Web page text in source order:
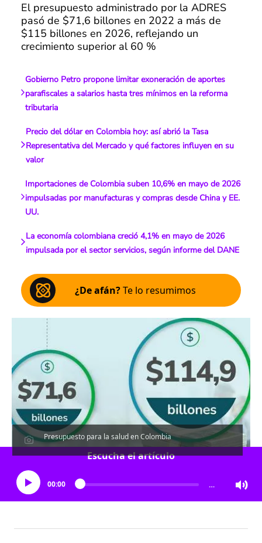
El presupuesto administrado por la ADRES
pasó de $71,6 billones en 2022 a más de
$115 billones en 2026, reflejando un
crecimiento superior al 60 %
Gobierno Petro propone limitar exoneración de aportes
parafiscales a salarios hasta tres mínimos en la reforma
tributaria
Precio del dólar en Colombia hoy: así abrió la Tasa
Representativa del Mercado y qué factores influyen en su
valor
Importaciones de Colombia suben 10,6% en mayo de 2026
impulsadas por manufacturas y compras desde China y EE.
UU.
La economía colombiana creció 4,1% en mayo de 2026
impulsada por el sector servicios, según informe del DANE
¿De afán?Te lo resumimos
Presupuesto para la salud en Colombia
Escucha el artículo
00:00 …